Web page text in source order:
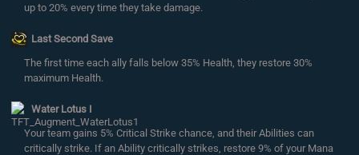
up to 20% every time they take damage.
Last Second Save
The first time each ally falls below 35% Health, they restore 30%
maximum Health.
Water Lotus I
Your team gains 5% Critical Strike chance, and their Abilities can
critically strike. If an Ability critically strikes, restore 9% of your Mana